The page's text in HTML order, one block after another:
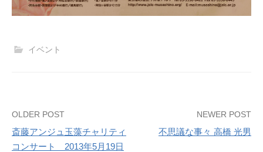
イベント
Post
navigation
OLDER POST
斎藤アンジュ玉藻チャリティ
コンサート 2013年5月19日
NEWER POST
不思議な事々 高橋 光男